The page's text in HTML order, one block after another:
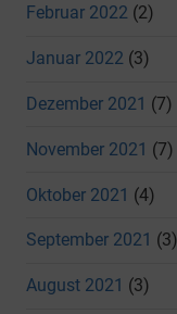
Februar 2022 (2)
Januar 2022 (3)
Dezember 2021 (7)
November 2021 (7)
Oktober 2021 (4)
September 2021 (3)
August 2021 (3)